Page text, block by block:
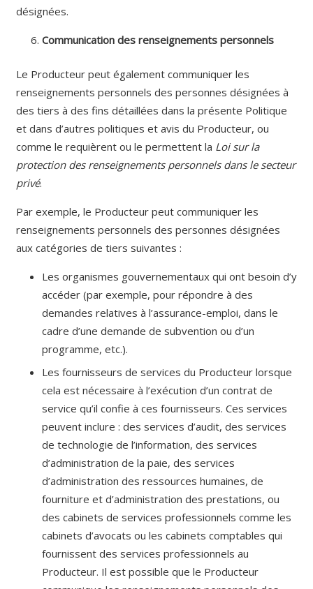
désignées.
Communication des renseignements personnels
Le Producteur peut également communiquer les
renseignements personnels des personnes désignées à
des tiers à des fins détaillées dans la présente Politique
et dans d’autres politiques et avis du Producteur, ou
comme le requièrent ou le permettent la Loi sur la
protection des renseignements personnels dans le secteur
privé.
Par exemple, le Producteur peut communiquer les
renseignements personnels des personnes désignées
aux catégories de tiers suivantes :
Les organismes gouvernementaux qui ont besoin d’y
accéder (par exemple, pour répondre à des
demandes relatives à l’assurance-emploi, dans le
cadre d’une demande de subvention ou d’un
programme, etc.).
Les fournisseurs de services du Producteur lorsque
cela est nécessaire à l’exécution d’un contrat de
service qu’il confie à ces fournisseurs. Ces services
peuvent inclure : des services d’audit, des services
de technologie de l’information, des services
d’administration de la paie, des services
d’administration des ressources humaines, de
fourniture et d’administration des prestations, ou
des cabinets de services professionnels comme les
cabinets d’avocats ou les cabinets comptables qui
fournissent des services professionnels au
Producteur. Il est possible que le Producteur